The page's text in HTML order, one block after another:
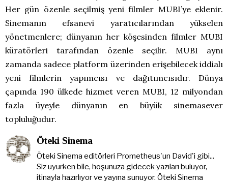
Her gün özenle seçilmiş yeni filmler MUBI’ye eklenir.
Sinemanın efsanevi yaratıcılarından yükselen
yönetmenlere; dünyanın her köşesinden filmler MUBI
küratörleri tarafından özenle seçilir. MUBI aynı
zamanda sadece platform üzerinden erişebilecek iddialı
yeni filmlerin yapımcısı ve dağıtımcısıdır. Dünya
çapında 190 ülkede hizmet veren MUBI, 12 milyondan
fazla üyeyle dünyanın en büyük sinemasever
topluluğudur.
Öteki Sinema
Öteki Sinema editörleri Prometheus'un David'i gibi...
Siz uyurken bile, hoşunuza gidecek yazıları buluyor,
itinayla hazırlıyor ve yayına sunuyor. Öteki Sinema